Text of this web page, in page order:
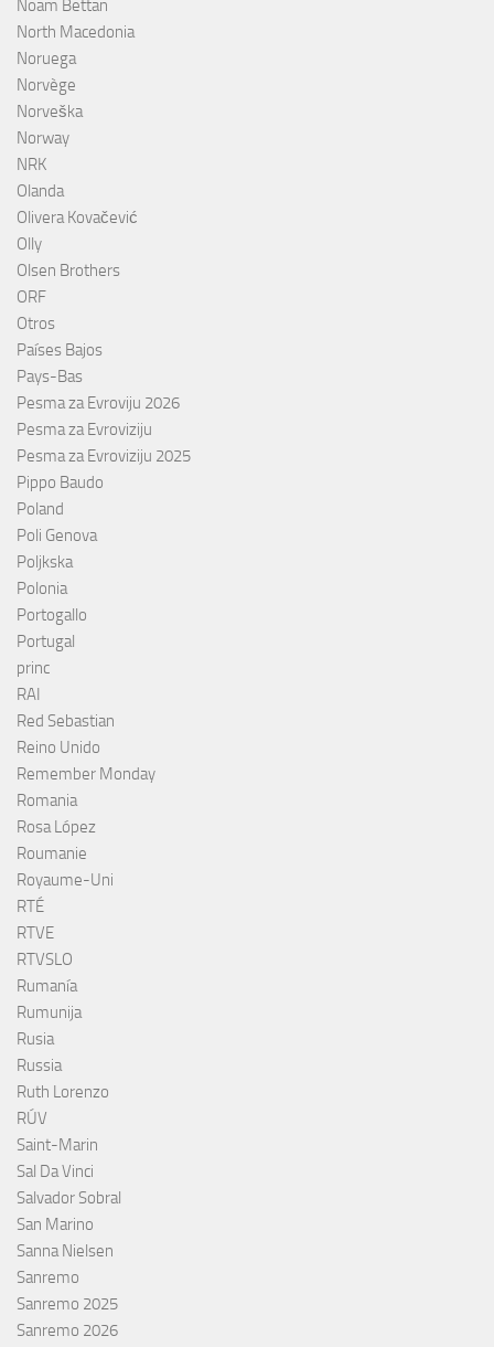
Noam Bettan
North Macedonia
Noruega
Norvège
Norveška
Norway
NRK
Olanda
Olivera Kovačević
Olly
Olsen Brothers
ORF
Otros
Países Bajos
Pays-Bas
Pesma za Evroviju 2026
Pesma za Evroviziju
Pesma za Evroviziju 2025
Pippo Baudo
Poland
Poli Genova
Poljkska
Polonia
Portogallo
Portugal
princ
RAI
Red Sebastian
Reino Unido
Remember Monday
Romania
Rosa López
Roumanie
Royaume-Uni
RTÉ
RTVE
RTVSLO
Rumanía
Rumunija
Rusia
Russia
Ruth Lorenzo
RÚV
Saint-Marin
Sal Da Vinci
Salvador Sobral
San Marino
Sanna Nielsen
Sanremo
Sanremo 2025
Sanremo 2026